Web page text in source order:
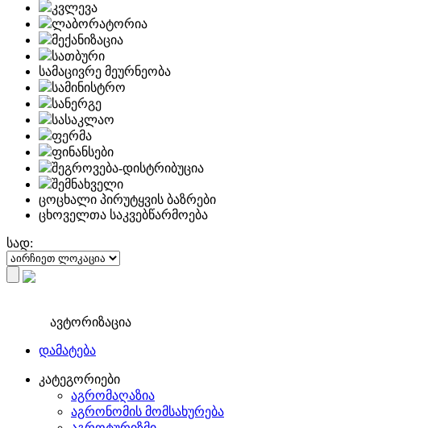
კვლევა
ლაბორატორია
მექანიზაცია
სათბური
სამაცივრე მეურნეობა
სამინისტრო
სანერგე
სასაკლაო
ფერმა
ფინანსები
შეგროვება-დისტრიბუცია
შემნახველი
ცოცხალი პირუტყვის ბაზრები
ცხოველთა საკვებწარმოება
სად:
ავტორიზაცია
დამატება
კატეგორიები
აგრომაღაზია
აგრონომის მომსახურება